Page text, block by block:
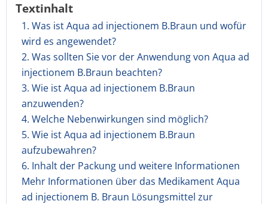
Textinhalt
1. Was ist Aqua ad injectionem B.Braun und wofür
wird es angewendet?
2. Was sollten Sie vor der Anwendung von Aqua ad
injectionem B.Braun beachten?
3. Wie ist Aqua ad injectionem B.Braun
anzuwenden?
4. Welche Nebenwirkungen sind möglich?
5. Wie ist Aqua ad injectionem B.Braun
aufzubewahren?
6. Inhalt der Packung und weitere Informationen
Mehr Informationen über das Medikament Aqua
ad injectionem B. Braun Lösungsmittel zur